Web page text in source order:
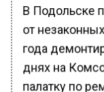
В Подольске
от
года
днях на
палатку по